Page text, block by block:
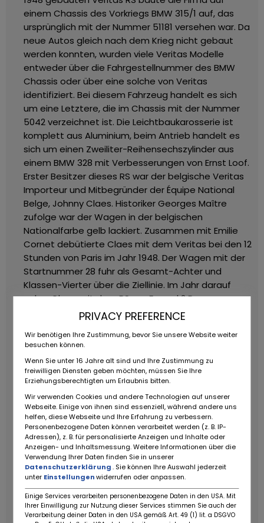
einem Chassis des Vorkriegs BMW 315/1 auf, das
ursprünglich mit der Nummer 51181 versehen war. Da
neue Autos gleich nach dem Krieg nicht gebaut
werden konnten, wurden viele Veritas Modelle
entweder über die Fahrgestellnummer des BMW
Chassis oder über eine solche von Veritas
identifiziert. Bei diesem Fahrzeug handelt es sich
um eine Letztere, die im Chassis mit der Nummer
5042 verzeichnet ist. Die Leichtbaukarosserie ist
komplett aus Aluminium, beim Antrieb handelt es
sich um einen Zweiliter-Reihensechszylinder aus
einem BMW 328 mit Verbesserungen von Ernst Loof.
Erster Besitzer dieses RS war der belgische Veritas
Importeur und Mitbegründer der Équipe National
Belge, Johnny Claes. Historiker Georges Maître
zufolge war der Wagen in der belgischen
Nationalfarbe gelb lackiert. Zusammen mit Emilie
Cornet debütierte Claes mit dem Veritas bei den 12
Stunden von Paris im Jahr 1948. Der Wagen mit der
Startnummer 28 fuhr als Gesamt-Achter und
Klassen-Vierter über die Ziellinie. Im Jahr darauf
nahm Claes mit dem RS am Formel 2 Rennen zum
Großen Preis von Brüssel teil.1951 verkaufte er den
verkaufte ihn an den amerikanischen Rennfahrer
Europatour befand. Nach dem Kauf von 5042
nahmen die Biehls den Wagen mit auf ihre Tour und
folgten dem Rennkalender. 1952 schickten sie den
Wagen in die USA.Am 22. März 1953 fuhr Biehl mit
Chassis 5042 ein Rennen in Palm Springs, wo Details
über den Wagen in zeitgenössischen
Rennberichten auftauchen. Danach startete er
beim SCCA National March im November 1953.
Wunderbare Originalfotos vom Veritas auf der
Strecke und an den Boxen befinden sich in den
Unterlagen zum Fahrzeug. Zum letzten Mal fuhr
Biehl den Wagen bei einem Rennen in Palm Springs
PRIVACY PREFERENCE
Wir benötigen Ihre Zustimmung, bevor Sie unsere Website weiter
besuchen können.
Wenn Sie unter 16 Jahre alt sind und Ihre Zustimmung zu
freiwilligen Diensten geben möchten, müssen Sie Ihre
Erziehungsberechtigten um Erlaubnis bitten.
Wir verwenden Cookies und andere Technologien auf unserer
Webseite. Einige von ihnen sind essenziell, während andere uns
helfen, diese Webseite und Ihre Erfahrung zu verbessern.
Personenbezogene Daten können verarbeitet werden (z. B. IP-
Adressen), z. B. für personalisierte Anzeigen und Inhalte oder
Anzeigen- und Inhaltsmessung. Weitere Informationen über die
Verwendung Ihrer Daten finden Sie in unserer
Datenschutzerklärung. Sie können Ihre Auswahl jederzeit
unter Einstellungenwiderrufen oder anpassen.
Einige Services verarbeiten personenbezogene Daten in den USA. Mit
Ihrer Einwilligung zur Nutzung dieser Services stimmen Sie auch der
Verarbeitung deiner Daten in den USA gemäß Art. 49 (1) lit. a DSGVO